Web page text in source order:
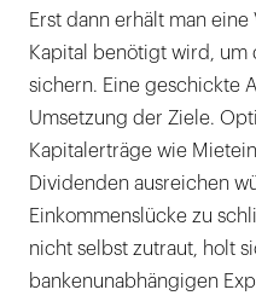
Erst dann erhält man
Kapital benötigt wird, um
sichern. Eine geschickte
Umsetzung der Ziele.
Kapitalerträge wie
Dividenden ausreichen
Einkommenslücke zu
nicht selbst zutraut, holt
bankenunabhängigen